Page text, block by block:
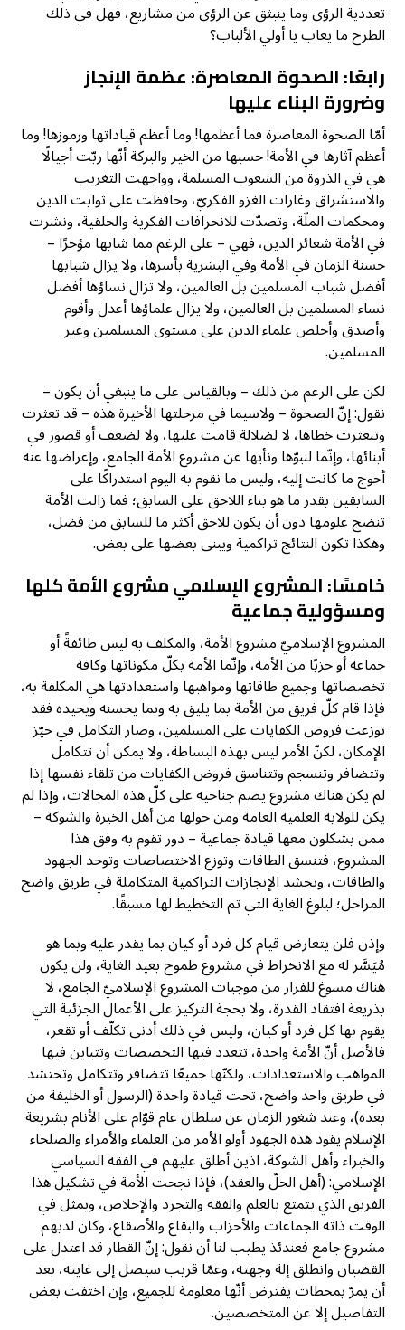
تعددية الرؤى وما ينبثق عن الرؤى من مشاريع، فهل في ذلك
الطرح ما يعاب يا أولي الألباب؟
رابعًا: الصحوة المعاصرة: عظمة الإنجاز
وضرورة البناء عليها
أمّا الصحوة المعاصرة فما أعظمها! وما أعظم قياداتها ورموزها! وما
أعظم آثارها في الأمة! حسبها من الخير والبركة أنّها ربّت أجيالًا
هي في الذروة من الشعوب المسلمة، وواجهت التغريب
والاستشراق وغارات الغزو الفكريّ، وحافظت على ثوابت الدين
ومحكمات الملّة، وتصدّت للانحرافات الفكرية والخلقية، ونشرت
في الأمة شعائر الدين، فهي – على الرغم مما شابها مؤخرًا –
حسنة الزمان في الأمة وفي البشرية بأسرها، ولا يزال شبابها
أفضل شباب المسلمين بل العالمين، ولا تزال نساؤها أفضل
نساء المسلمين بل العالمين، ولا يزال علماؤها أعدل وأقوم
وأصدق وأخلص علماء الدين على مستوى المسلمين وغير
المسلمين.
لكن على الرغم من ذلك – وبالقياس على ما ينبغي أن يكون –
نقول: إنّ الصحوة – ولاسيما في مرحلتها الأخيرة هذه – قد تعثرت
وتبعثرت خطاها، لا لضلالة قامت عليها، ولا لضعف أو قصور في
أبنائها، وإنّما لنبوّها ونأيها عن مشروع الأمة الجامع، وإعراضها عنه
أحوج ما كانت إليه، وليس ما نقوم به اليوم استدراكًا على
السابقين بقدر ما هو بناء اللاحق على السابق؛ فما زالت الأمة
تنضج علومها دون أن يكون للاحق أكثر ما للسابق من فضل،
وهكذا تكون النتائج تراكمية ويبنى بعضها على بعض.
خامسًا: المشروع الإسلامي مشروع الأمة كلها
ومسؤولية جماعية
المشروع الإسلاميّ مشروع الأمة، والمكلف به ليس طائفةً أو
جماعة أو حزبًا من الأمة، وإنّما الأمة بكلّ مكوناتها وكافة
تخصصاتها وجميع طاقاتها ومواهبها واستعدادتها هي المكلفة به،
فإذا قام كلّ فريق من الأمة بما يليق به وبما يحسنه ويجيده فقد
توزعت فروض الكفايات على المسلمين، وصار التكامل في حيّز
الإمكان، لكنّ الأمر ليس بهذه البساطة، ولا يمكن أن تتكامل
وتتضافر وتنسجم وتتناسق فروض الكفايات من تلقاء نفسها إذا
لم يكن هناك مشروع يضم جناحيه على كلّ هذه المجالات، وإذا لم
يكن للولاية العلمية العامة ومن حولها من أهل الخبرة والشوكة –
ممن يشكلون معها قيادة جماعية – دور تقوم به وفق هذا
المشروع، فتنسق الطاقات وتوزع الاختصاصات وتوحد الجهود
والطاقات، وتحشد الإنجازات التراكمية المتكاملة في طريق واضح
المراحل؛ لبلوغ الغاية التي تم التخطيط لها مسبقًا.
وإذن فلن يتعارض قيام كل فرد أو كيان بما يقدر عليه وبما هو
مُيَسَّر له مع الانخراط في مشروع طموح بعيد الغاية، ولن يكون
هناك مسوغ للفرار من موجبات المشروع الإسلاميّ الجامع، لا
بذريعة افتقاد القدرة، ولا بحجة التركيز على الأعمال الجزئية التي
يقوم بها كل فرد أو كيان، وليس في ذلك أدنى تكلّف أو تقعر،
فالأصل أنّ الأمة واحدة، تتعدد فيها التخصصات وتتباين فيها
المواهب والاستعدادات، ولكنّها جميعًا تتضافر وتتكامل وتحتشد
في طريق واحد واضح، تحت قيادة واحدة (الرسول أو الخليفة من
بعده)، وعند شغور الزمان عن سلطان عام قوّام على الأنام بشريعة
الإسلام يقود هذه الجهود أولو الأمر من العلماء والأمراء والصلحاء
والخبراء وأهل الشوكة، اذين أطلق عليهم في الفقه السياسي
الإسلامي: (أهل الحلّ والعقد)، فإذا نجحت الأمة في تشكيل هذا
الفريق الذي يتمتع بالعلم والفقه والتجرد والإخلاص، ويمثل في
الوقت ذاته الجماعات والأحزاب والبقاع والأصقاع، وكان لديهم
مشروع جامع فعندئذ يطيب لنا أن نقول: إنّ القطار قد اعتدل على
القضبان وانطلق إلة وجهته، وعمّا قريب سيصل إلى غايته، بعد
أن يمرّ بمحطات يفترض أنّها معلومة للجميع، وإن اختفت بعض
التفاصيل إلا عن المتخصصين.